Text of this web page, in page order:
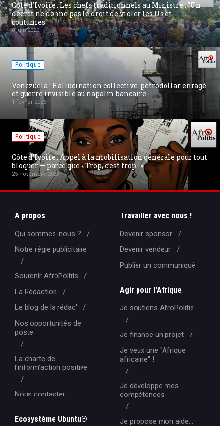
chefs traditionnels au Ministre : "Un
pas le droit de violer les Us et
collective, pétrodollar enragé
au napalm bancaire
Appel à la mobilisation générale pour tout
que « Trop, c’est trop ! »
marche »
27 août 2025
Politique
Conflit
nouvelle
Internet
La
Swiss
18 août 2025
A propos
Qui sommes-nous ?
Notre régie publicitaire
Soutenir AfroPolitis
La Rédaction
Le blog de la rédac'
Nos opportunités de
poste
La charte de
l'inform'action positive
Nous contacter
Ecosystème Ubuntu®
Travailler avec nous !
Devenir sponsor
Devenir vendeur
Publier un communiqué
Agir pour l'Afrique
Je soutiens AfroPolitis
Je finance un projet
Je veux une "Afrique
africaine" !
Je développe mes
compétences
Je propose mon aide...